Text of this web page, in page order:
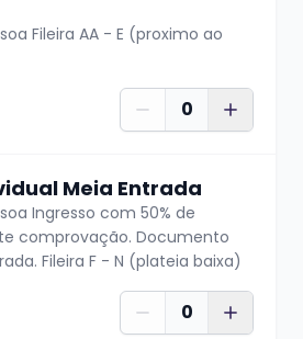
de brindes pré show, e os
serao destinados
garantir um bom lugar e
onde
a comédia vira
Fileira AA - E (proximo ao
0
Meia Entrada
Ingresso com 50% de
comprovação. Documento
Fileira F - N (plateia baixa)
0